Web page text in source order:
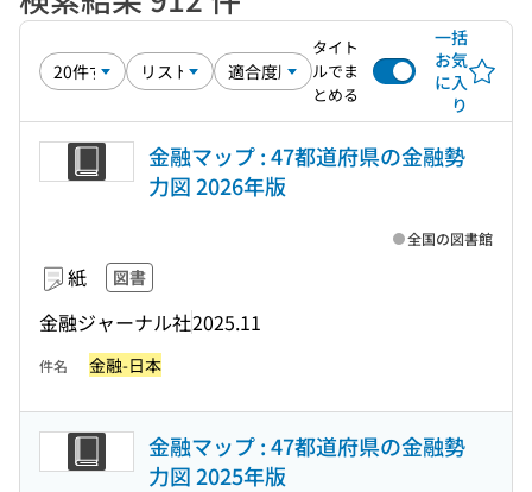
タイト
ルでま
とめる
一括
お気
に入
り
金融マップ : 47都道府県の金融勢
力図 2026年版
紙 図書
金融ジャーナル社2025.11
全国の図書館
件名 金融-日本
金融マップ : 47都道府県の金融勢
力図 2025年版